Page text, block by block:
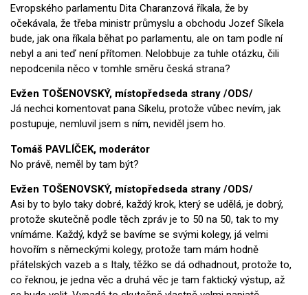
Evropského parlamentu Dita Charanzová říkala, že by
očekávala, že třeba ministr průmyslu a obchodu Jozef Síkela
bude, jak ona říkala běhat po parlamentu, ale on tam podle ní
nebyl a ani teď není přítomen. Nelobbuje za tuhle otázku, čili
nepodcenila něco v tomhle směru česká strana?
Evžen TOŠENOVSKÝ, místopředseda strany /ODS/
Já nechci komentovat pana Síkelu, protože vůbec nevím, jak
postupuje, nemluvil jsem s ním, neviděl jsem ho.
Tomáš PAVLÍČEK, moderátor
No právě, neměl by tam být?
Evžen TOŠENOVSKÝ, místopředseda strany /ODS/
Asi by to bylo taky dobré, každý krok, který se udělá, je dobrý,
protože skutečně podle těch zpráv je to 50 na 50, tak to my
vnímáme. Každý, když se bavíme se svými kolegy, já velmi
hovořím s německými kolegy, protože tam mám hodně
přátelských vazeb a s Italy, těžko se dá odhadnout, protože to,
co řeknou, je jedna věc a druhá věc je tam faktický výstup, až